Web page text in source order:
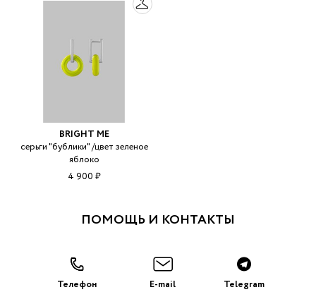
BRIGHT ME
серьги "бублики" /цвет зеленое
яблоко
4 900 ₽
ПОМОЩЬ И КОНТАКТЫ
Телефон E-mail Telegram